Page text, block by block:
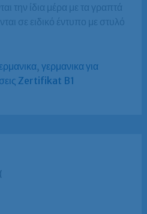
την ίδια μέρα με τα γραπτά
σε ειδικό έντυπο με στυλό
, γερμανικα για
Zertifikat B1